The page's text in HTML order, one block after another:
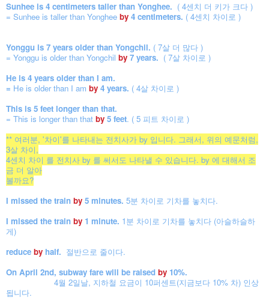
Sunhee is 4 centimeters taller than Yonghee. ( 4센치 더 키가 크다 )
= Sunhee is taller than Yonghee by 4 centimeters. ( 4센치 차이로 )
Yonggu is 7 years older than Yongchil. ( 7살 더 많다 )
= Yonggu is older than Yongchil by 7 years. ( 7살 차이로 )
He is 4 years older than I am.
= He is older than I am by 4 years. ( 4살 차이로 )
This is 5 feet longer than that.
= This is longer than that by 5 feet. ( 5 피트 차이로 )
** 여러분, '차이'를 나타내는 전치사가 by 입니다. 그래서, 위의 예문처럼,
3살 차이,
4센치 차이 를 전치사 by 를 써서도 나타낼 수 있습니다. by 에 대해서 조
금 더 알아
볼까요?
I missed the train by 5 minutes. 5분 차이로 기차를 놓치다.
I missed the train by 1 minute. 1분 차이로 기차를 놓치다 (아슬하슬하
게)
reduce by half. 절반으로 줄이다.
On April 2nd, subway fare will be raised by 10%.
4월 2일날, 지하철 요금이 10퍼센트(지금보다 10% 차) 인상
됩니다.